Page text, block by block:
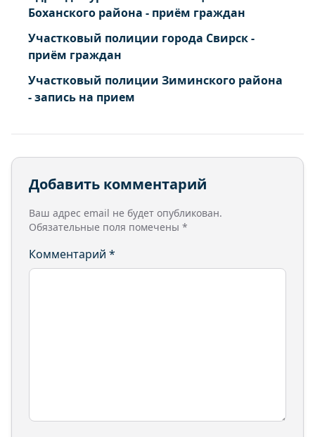
Тэмь село Ленина ул.
Тэмь село Мира ул. 13
Тэмь село Молодежная ул.
Тэмь село Набережная ул.
Тэмь село Новая ул.
Тэмь село Полевая ул.
Тэмь село Южная ул.
Боханского района - приём граждан
Участковый полиции города Свирск -
приём граждан
Участковый полиции Зиминского района
- запись на прием
Добавить комментарий
Ваш адрес email не будет опубликован.
Обязательные поля помечены *
Комментарий *